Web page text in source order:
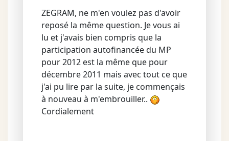
ZEGRAM, ne m'en voulez pas d'avoir
reposé la même question. Je vous ai
lu et j'avais bien compris que la
participation autofinancée du MP
pour 2012 est la même que pour
décembre 2011 mais avec tout ce que
j'ai pu lire par la suite, je commençais
à nouveau à m'embrouiller..
Cordialement